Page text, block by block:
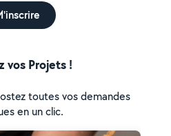
vos Projets !
toutes vos demandes
en un clic.